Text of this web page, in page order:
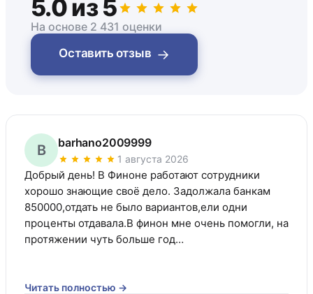
5.0 из 5
На основе 2 431 оценки
Оставить отзыв →
B barhano2009999
1 августа 2026
Добрый день! В Финоне работают сотрудники
хорошо знающие своё дело. Задолжала банкам
850000,отдать не было вариантов,ели одни
проценты отдавала.В финон мне очень помогли, на
протяжении чуть больше год…
Читать полностью →